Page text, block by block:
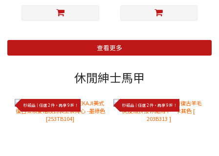
查看更多
休閒紳士馬甲
秒殺品｜任選 2 件，再享 9 折！ 秒殺品｜任選 2 件，再享 9 折！